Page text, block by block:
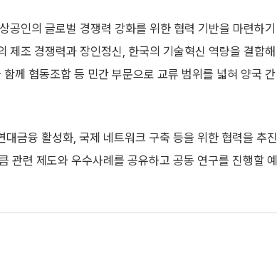
인의 글로벌 경쟁력 강화를 위한 협력 기반을 마련하기
제조 경쟁력과 장인정신, 한국의 기술혁신 역량을 결합해
께 협동조합 등 민간 부문으로 교류 범위를 넓혀 양국 간
금융 활성화, 국제 네트워크 구축 등을 위한 협력을 추진
관련 제도와 우수사례를 공유하고 공동 연구를 진행할 예